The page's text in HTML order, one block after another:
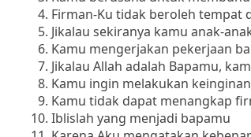
Firman-Ku tidak beroleh tempat
Jikalau sekiranya kamu anak-
Kamu mengerjakan pekerjaan
Jikalau Allah adalah Bapamu,
Kamu ingin melakukan
Kamu tidak dapat menangkap
Iblislah yang menjadi bapamu